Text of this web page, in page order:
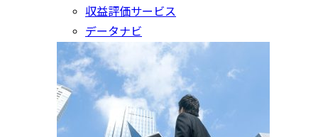
収益評価サービス
データナビ